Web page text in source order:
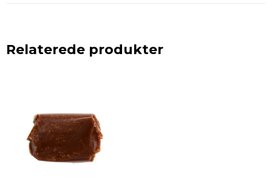
Relaterede produkter